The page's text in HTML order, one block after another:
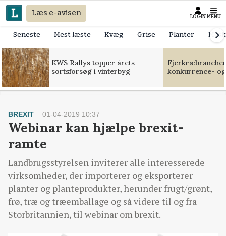
Læs e-avisen LOGIN MENU
Seneste Mest læste Kvæg Grise Planter
KWS Rallys topper årets
sortsforsøg i vinterbyg
konkurrence-
BREXIT 01-04-2019 10:37
Webinar kan hjælpe brexit-
ramte
Landbrugsstyrelsen inviterer alle interesserede
virksomheder, der importerer og eksporterer
planter og planteprodukter, herunder frugt/grønt,
frø, træ og træemballage og så videre til og fra
Storbritannien, til webinar om brexit.